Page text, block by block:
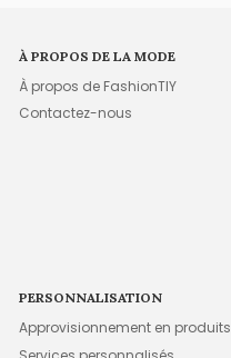
À PROPOS DE LA MODE
À propos de FashionTIY
Contactez-nous
PERSONNALISATION
Approvisionnement en produits